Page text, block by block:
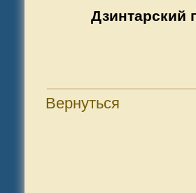
Дзинтарский
Вернуться